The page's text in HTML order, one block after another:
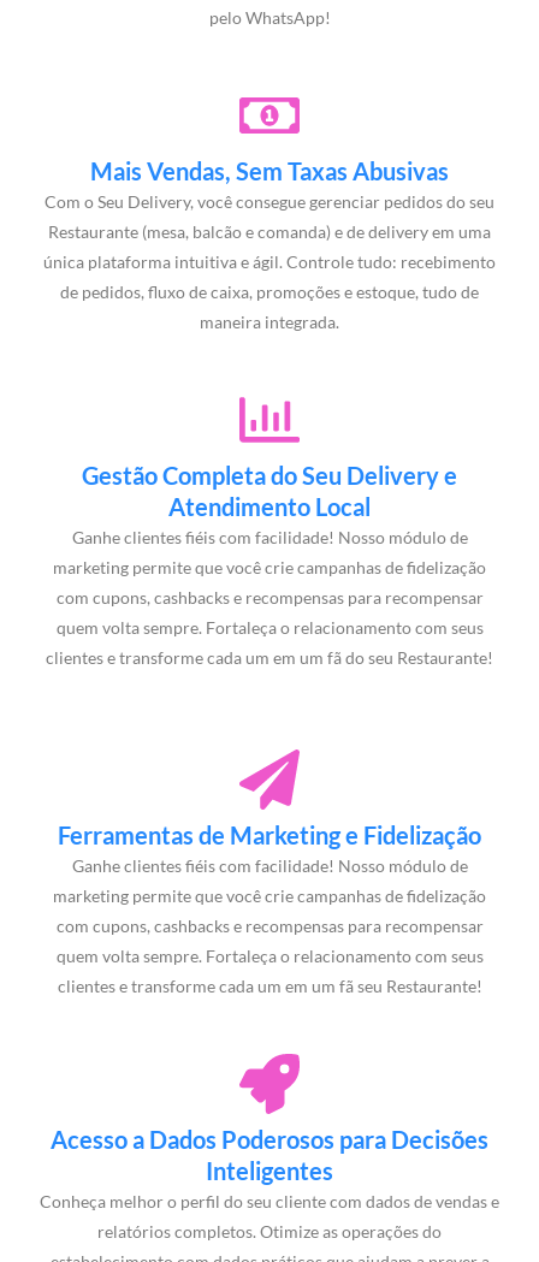
pelo WhatsApp!
Mais Vendas, Sem Taxas Abusivas
Com o Seu Delivery, você consegue gerenciar pedidos do seu
Restaurante (mesa, balcão e comanda) e de delivery em uma
única plataforma intuitiva e ágil. Controle tudo: recebimento
de pedidos, fluxo de caixa, promoções e estoque, tudo de
maneira integrada.
Gestão Completa do Seu Delivery e
Atendimento Local
Ganhe clientes fiéis com facilidade! Nosso módulo de
marketing permite que você crie campanhas de fidelização
com cupons, cashbacks e recompensas para recompensar
quem volta sempre. Fortaleça o relacionamento com seus
clientes e transforme cada um em um fã do seu Restaurante!
Ferramentas de Marketing e Fidelização
Ganhe clientes fiéis com facilidade! Nosso módulo de
marketing permite que você crie campanhas de fidelização
com cupons, cashbacks e recompensas para recompensar
quem volta sempre. Fortaleça o relacionamento com seus
clientes e transforme cada um em um fã seu Restaurante!
Acesso a Dados Poderosos para Decisões
Inteligentes
Conheça melhor o perfil do seu cliente com dados de vendas e
relatórios completos. Otimize as operações do